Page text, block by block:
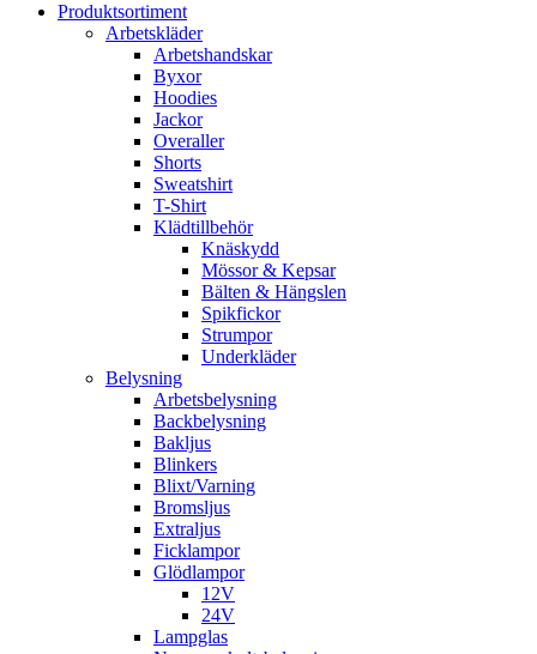
Produktsortiment
Arbetskläder
Arbetshandskar
Byxor
Hoodies
Jackor
Overaller
Shorts
Sweatshirt
T-Shirt
Klädtillbehör
Knäskydd
Mössor & Kepsar
Bälten & Hängslen
Spikfickor
Strumpor
Underkläder
Belysning
Arbetsbelysning
Backbelysning
Bakljus
Blinkers
Blixt/Varning
Bromsljus
Extraljus
Ficklampor
Glödlampor
12V
24V
Lampglas